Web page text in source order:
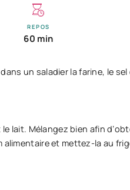
REPOS
60 min
un saladier la farine, le
lait. Mélangez bien afin
et mettez-la au